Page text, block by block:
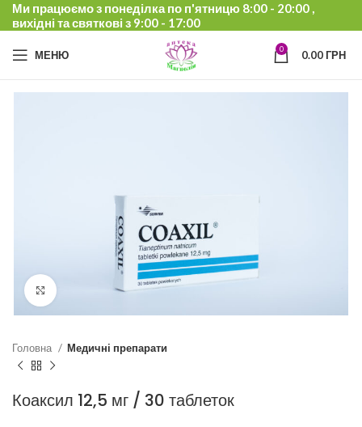
Ми працюємо з понеділка по п'ятницю 8:00 - 20:00 ,
вихідні та святкові з 9:00 - 17:00
МЕНЮ 0 0.00ГРН
Click to enlarge
Головна Медичні препарати
Коаксил 12,5 мг / 30 таблеток